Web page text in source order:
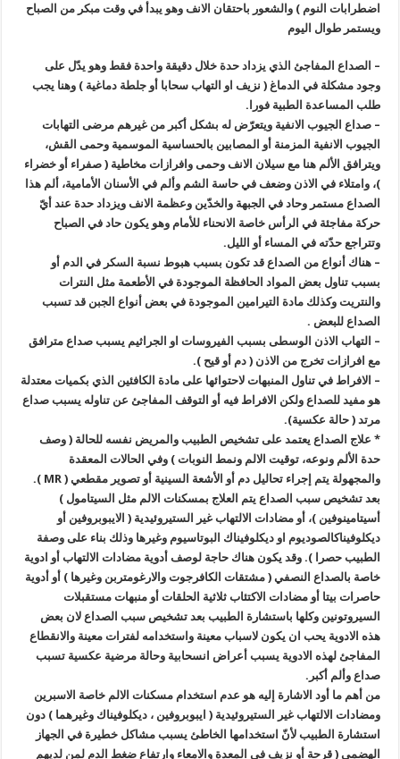
اضطرابات النوم ) والشعور باحتقان الانف وهو يبدأ في وقت مبكر من الصباح
ويستمر طوال اليوم
– الصداع المفاجئ الذي يزداد حدة خلال دقيقة واحدة فقط وهو يدّل على
وجود مشكلة في الدماغ ( نزيف او التهاب سحابا أو جلطة دماغية ) وهنا يجب
طلب المساعدة الطبية فورا.
– صداع الجيوب الانفية ويتعرّض له بشكل أكبر من غيرهم مرضى التهابات
الجيوب الانفية المزمنة أو المصابين بالحساسية الموسمية وحمى القش،
ويترافق الألم هنا مع سيلان الانف وحمى وافرازات مخاطية ( صفراء أو خضراء
)، وامتلاء في الاذن وضعف في حاسة الشم وألم في الأسنان الأمامية، ألم هذا
الصداع مستمر وحاد في الجبهة والخدّين وعظمة الانف ويزداد حدة عند أيّ
حركة مفاجئة في الرأس خاصة الانحناء للأمام وهو يكون حاد في الصباح
وتتراجع حدّته في المساء أو الليل.
– هناك أنواع من الصداع قد تكون بسبب هبوط نسبة السكر في الدم أو
بسبب تناول بعض المواد الحافظة الموجودة في الأطعمة مثل النترات
والنتريت وكذلك مادة التيرامين الموجودة في بعض أنواع الجبن قد تسبب
الصداع للبعض .
– التهاب الاذن الوسطى بسبب الفيروسات او الجراثيم يسبب صداع مترافق
مع افرازات تخرج من الاذن ( دم أو قيح ).
– الافراط في تناول المنبهات لاحتوائها على مادة الكافئين الذي بكميات معتدلة
هو مفيد للصداع ولكن الافراط فيه أو التوقف المفاجئ عن تناوله يسبب صداع
مرتد ( حالة عكسية).
* علاج الصداع يعتمد على تشخيص الطبيب والمريض نفسه للحالة ( وصف
حدة الألم ونوعه، توقيت الالم ونمط النوبات ) وفي الحالات المعقدة
والمجهولة يتم إجراء تحاليل دم أو الأشعة السينية أو تصوير مقطعي ( MR ).
بعد تشخيص سبب الصداع يتم العلاج بمسكنات الالم مثل السيتامول )
أسيتامينوفين )، أو مضادات الالتهاب غير الستيروئيدية ( الايبوبروفين أو
ديكلوفيناكالصوديوم او ديكلوفيناك البوتاسيوم وغيرها وذلك بناء على وصفة
الطبيب حصرا ). وقد يكون هناك حاجة لوصف أدوية مضادات الالتهاب أو ادوية
خاصة بالصداع النصفي ( مشتقات الكافرجوت والارغومتربن وغيرها ) أو أدوية
حاصرات بيتا أو مضادات الاكتئاب ثلاثية الحلقات أو منبهات مستقبلات
السيروتونين وكلها باستشارة الطبيب بعد تشخيص سبب الصداع لان بعض
هذه الادوية يحب ان يكون لاسباب معينة واستخدامه لفترات معينة والانقطاع
المفاجئ لهذه الادوية يسبب أعراض انسحابية وحالة مرضية عكسية تسبب
صداع وألم أكبر.
من أهم ما أود الاشارة إليه هو عدم استخدام مسكنات الالم خاصة الاسبرين
ومضادات الالتهاب غير الستيروئيدية ( ايبوبروفين ، ديكلوفيناك وغيرهما ) دون
استشارة الطبيب لأنّ استخدامها الخاطئ يسبب مشاكل خطيرة في الجهاز
الهضمي ( قرحة أو نزيف في المعدة والامعاء وارتفاع ضغط الدم لمن لديهم